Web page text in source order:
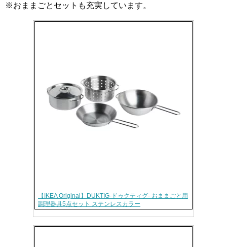
※おままごとセットも充実しています。
【IKEA Original】DUKTIG-ドゥクティグ- おままごと用
調理器具5点セット ステンレスカラー